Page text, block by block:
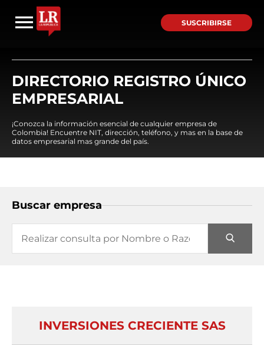
SUSCRIBIRSE
DIRECTORIO REGISTRO ÚNICO
EMPRESARIAL
¡Conozca la información esencial de cualquier empresa de
Colombia! Encuentre NIT, dirección, teléfono, y mas en la base de
datos empresarial mas grande del país.
Buscar empresa
INVERSIONES CRECIENTE SAS